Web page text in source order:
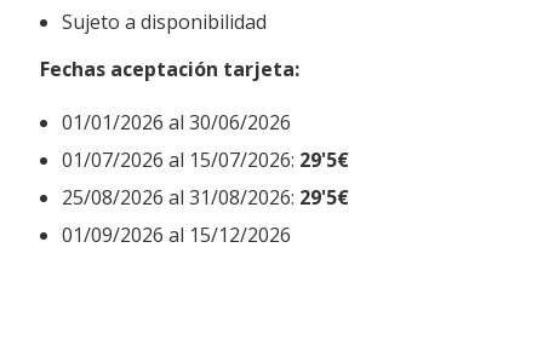
Sujeto a disponibilidad
Fechas aceptación tarjeta:
01/01/2026 al 30/06/2026
01/07/2026 al 15/07/2026: 29'5€
25/08/2026 al 31/08/2026: 29'5€
01/09/2026 al 15/12/2026